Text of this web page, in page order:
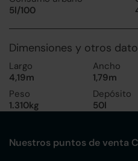
5l/100
Dimensiones y otros
Largo
4,19m
Ancho
1,79m
Peso
1.310kg
Depósito
50l
Nuestros puntos de venta